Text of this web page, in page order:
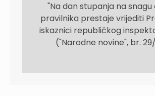
"Na dan stupanja na snagu
pravilnika prestaje vrijediti
iskaznici republičkog
("Narodne novine", br.